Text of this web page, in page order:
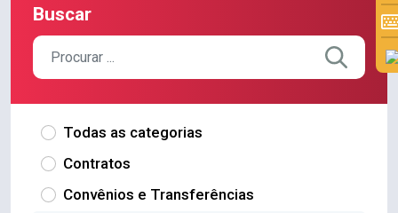
Buscar
Todas as categorias
Contratos
Convênios e Transferências